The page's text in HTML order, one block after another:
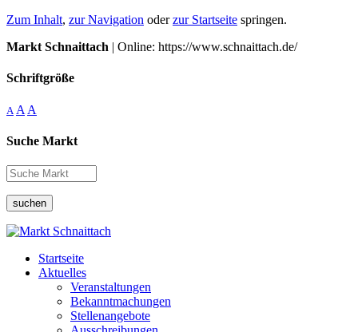
Zum Inhalt, zur Navigation oderzur Startseite springen.
Markt Schnaittach | Online: https://www.schnaittach.de/
Schriftgröße
A A A
Suche Markt
suchen
Startseite
Aktuelles
Veranstaltungen
Bekanntmachungen
Stellenangebote